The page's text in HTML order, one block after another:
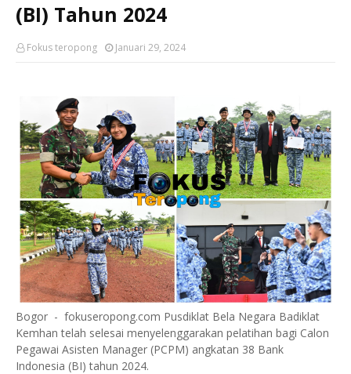
(BI) Tahun 2024
Fokus teropong Januari 29, 2024
Bogor - fokuseropong.com Pusdiklat Bela Negara Badiklat
Kemhan telah selesai menyelenggarakan pelatihan bagi Calon
Pegawai Asisten Manager (PCPM) angkatan 38 Bank
Indonesia (BI) tahun 2024.